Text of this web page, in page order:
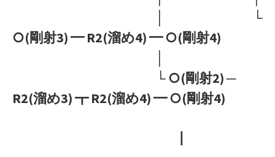
│ └
○(剛射3) ━ R2(溜め4) ━ ○(剛射4)
└ ○(剛射2) ─
R2(溜め3) ┳ R2(溜め4) ━ ○(剛射4)